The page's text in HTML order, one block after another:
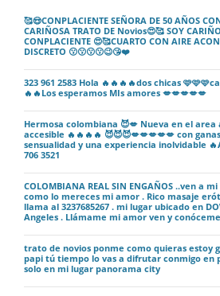
🥰😍CONPLACIENTE SEÑORA DE 50 AÑOS
CARIÑOSA TRATO DE Novios😍🥰 SOY
CONPLACIENTE 😍🥰CUARTO CON AIRE
DISCRETO 😗😗😗😗😉😘❤️
323 961 2583 Hola 🔥🔥🔥🔥dos chicas
🔥🔥Los esperamos MIs amores 💋💋💋💋💋
Hermosa colombiana 😈💋 Nueva en el
accesible 🔥🔥🔥🔥 😈😈😈💋💋💋💋💋 con
sensualidad y una experiencia inolvidable
706 3521
COLOMBIANA REAL SIN ENGAÑOS ..ven a
como lo mereces mi amor . Rico masaje
llama al 3237685267 . mi lugar ubicado en
Angeles . Llámame mi amor ven y
trato de novios ponme como quieras estoy
papi tú tiempo lo vas a difrutar conmigo en
solo en mi lugar panorama city